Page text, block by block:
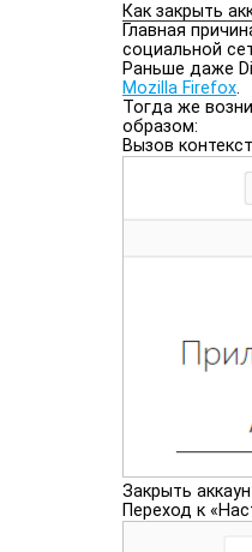
Как закрыть
Главная
социальной
Раньше даже
Mozilla Firefox.
Тогда же
образом:
Вызов
Закрыть
Переход к